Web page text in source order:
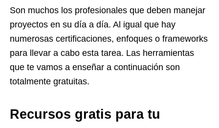
Son muchos los profesionales que deben manejar
proyectos en su día a día. Al igual que hay
numerosas certificaciones, enfoques o frameworks
para llevar a cabo esta tarea. Las herramientas
que te vamos a enseñar a continuación son
totalmente gratuitas.
Recursos gratis para tu